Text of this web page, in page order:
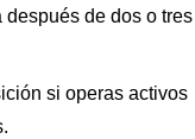
después de dos o
si operas activos